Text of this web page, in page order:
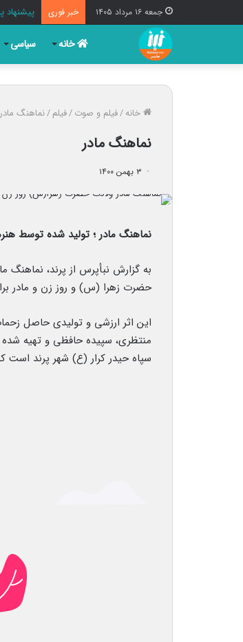
جمعه ۱۶ مرداد ۱۴۰۵ خبر فوری پیشنهاد
خانه سیاسی
خانه/فیلم و صوت/فیلم/نماهنگ مادر
نماهنگ مادر
۳ بهمن ۱۴۰۰
نماهنگ مادر ؛ تولید شده توسط
به گزارش نبأپرس از پرند، نماهنگ
حضرت زهرا (س) و روز زن و مادر
این اثر ارزشی و تولیدی حاصل
منتظری، سپیده حافظی و تهیه
سپاه حیدر کرار (ع) شهر پرند